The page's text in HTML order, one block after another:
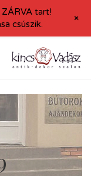
tart!
csúszik.
+